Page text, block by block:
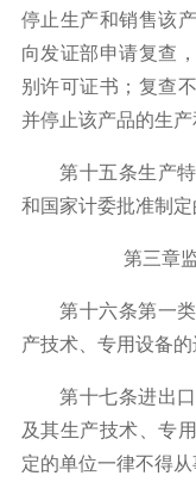
停止生产和销售该
向发证部申请复查
别许可证书；复查
并停止该产品的生产
第十五条生产特
和国家计委批准制定
第三章监
第十六条第一类
产技术、专用设备
第十七条进出口
及其生产技术、专
定的单位一律不得从